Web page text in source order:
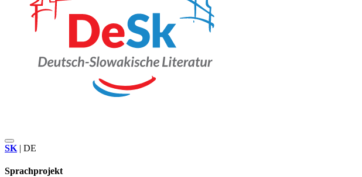
SK | DE
Sprachprojekt